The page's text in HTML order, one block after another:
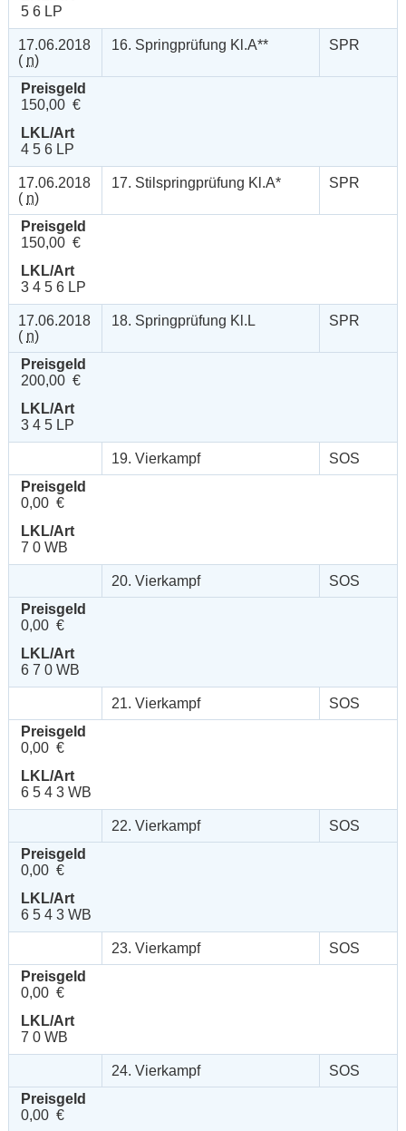
5 6 LP
17.06.2018
( n)
16. Springprüfung Kl.A** SPR
Preisgeld
150,00 €
LKL/Art
4 5 6 LP
17.06.2018
( n)
17. Stilspringprüfung Kl.A* SPR
Preisgeld
150,00 €
LKL/Art
3 4 5 6 LP
17.06.2018
( n)
18. Springprüfung Kl.L SPR
Preisgeld
200,00 €
LKL/Art
3 4 5 LP
19. Vierkampf
SOS
Preisgeld
0,00 €
LKL/Art
7 0 WB
20. Vierkampf
SOS
Preisgeld
0,00 €
LKL/Art
6 7 0 WB
21. Vierkampf
SOS
Preisgeld
0,00 €
LKL/Art
6 5 4 3 WB
22. Vierkampf
SOS
Preisgeld
0,00 €
LKL/Art
6 5 4 3 WB
23. Vierkampf
SOS
Preisgeld
0,00 €
LKL/Art
7 0 WB
24. Vierkampf
SOS
Preisgeld
0,00 €